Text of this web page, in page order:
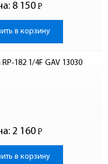
8 150 Р
-
в корзину
182 1/4F GAV 13030
2 160 Р
-
в корзину